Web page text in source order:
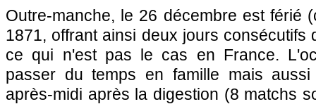
Outre-manche, le 26 décembre est férié
1871, offrant ainsi deux jours consécutifs
ce qui n'est pas le cas en France.
passer du temps en famille mais
après-midi après la digestion (8 matchs